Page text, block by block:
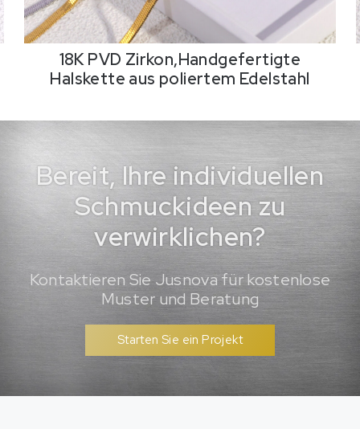
18K PVD Zirkon,Handgefertigte
Halskette aus poliertem Edelstahl
Bereit, Ihre individuellen
Schmuckideen zu
verwirklichen?
Kontaktieren Sie Jusnova für kostenlose
Muster und Beratung
Starten Sie ein Projekt